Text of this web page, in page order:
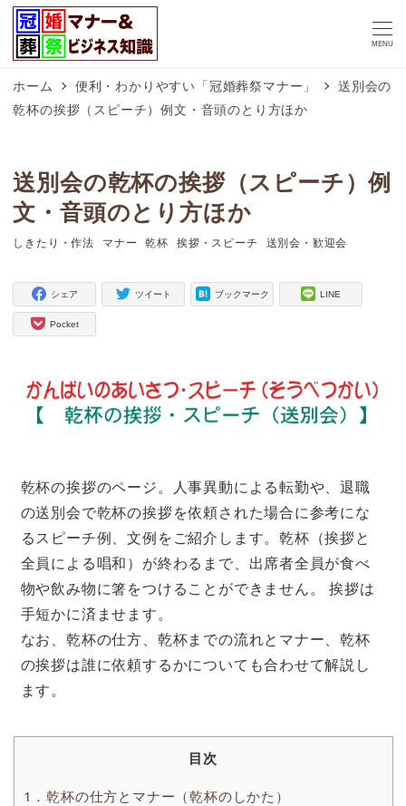
MENU
ホーム 便利・わかりやすい「冠婚葬祭マナー」
送別会の
乾杯の挨拶（スピーチ）例文・音頭のとり方ほか
送別会の乾杯の挨拶（スピーチ）例
文・音頭のとり方ほか
タグ
しきたり・作法
タグ
マナー
タグ
乾杯
タグ
挨拶・スピーチ
タグ
送別会・歓迎会
シェア ツイート ブックマーク LINE
Pocket
乾杯の挨拶のページ。人事異動による転勤や、退職
の送別会で乾杯の挨拶を依頼された場合に参考にな
るスピーチ例、文例をご紹介します。乾杯（挨拶と
全員による唱和）が終わるまで、出席者全員が食べ
物や飲み物に箸をつけることができません。 挨拶は
手短かに済ませます。
なお、乾杯の仕方、乾杯までの流れとマナー、乾杯
の挨拶は誰に依頼するかについても合わせて解説し
ます。
目次
1．乾杯の仕方とマナー（乾杯のしかた）